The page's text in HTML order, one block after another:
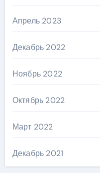
Апрель 2023
Декабрь 2022
Ноябрь 2022
Октябрь 2022
Март 2022
Декабрь 2021